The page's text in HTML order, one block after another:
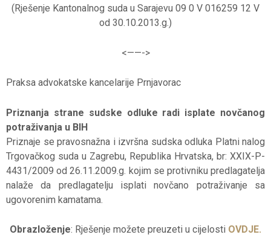
(Rješenje Kantonalnog suda u Sarajevu 09 0 V 016259 12 V
od 30.10.2013.g.)
<——->
Praksa advokatske kancelarije Prnjavorac
Priznanja strane sudske odluke radi isplate novčanog
potraživanja u BIH
Priznaje se pravosnažna i izvršna sudska odluka Platni nalog
Trgovačkog suda u Zagrebu, Republika Hrvatska, br: XXIX-P-
4431/2009 od 26.11.2009.g. kojim se protivniku predlagatelja
nalaže da predlagatelju isplati novčano potraživanje sa
ugovorenim kamatama.
Obrazloženje: Rješenje možete preuzeti u cijelosti OVDJE.